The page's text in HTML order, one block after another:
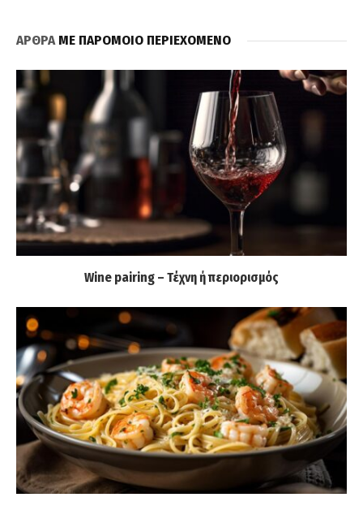
ΑΡΘΡΑΜΕ ΠΑΡΟΜΟΙΟ ΠΕΡΙΕΧΟΜΕΝΟ
Wine pairing – Τέχνη ή περιορισμός